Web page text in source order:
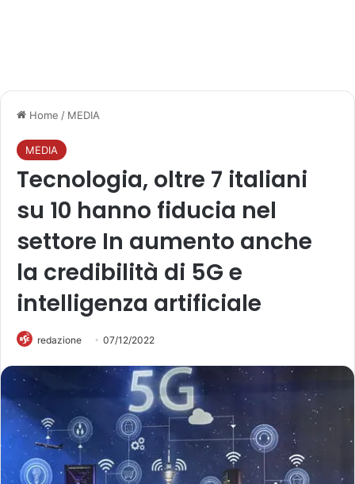
Home / MEDIA
MEDIA
Tecnologia, oltre 7 italiani
su 10 hanno fiducia nel
settore In aumento anche
la credibilità di 5G e
intelligenza artificiale
redazione 07/12/2022